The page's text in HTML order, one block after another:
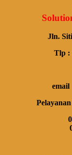
Jln.
Tlp :
email